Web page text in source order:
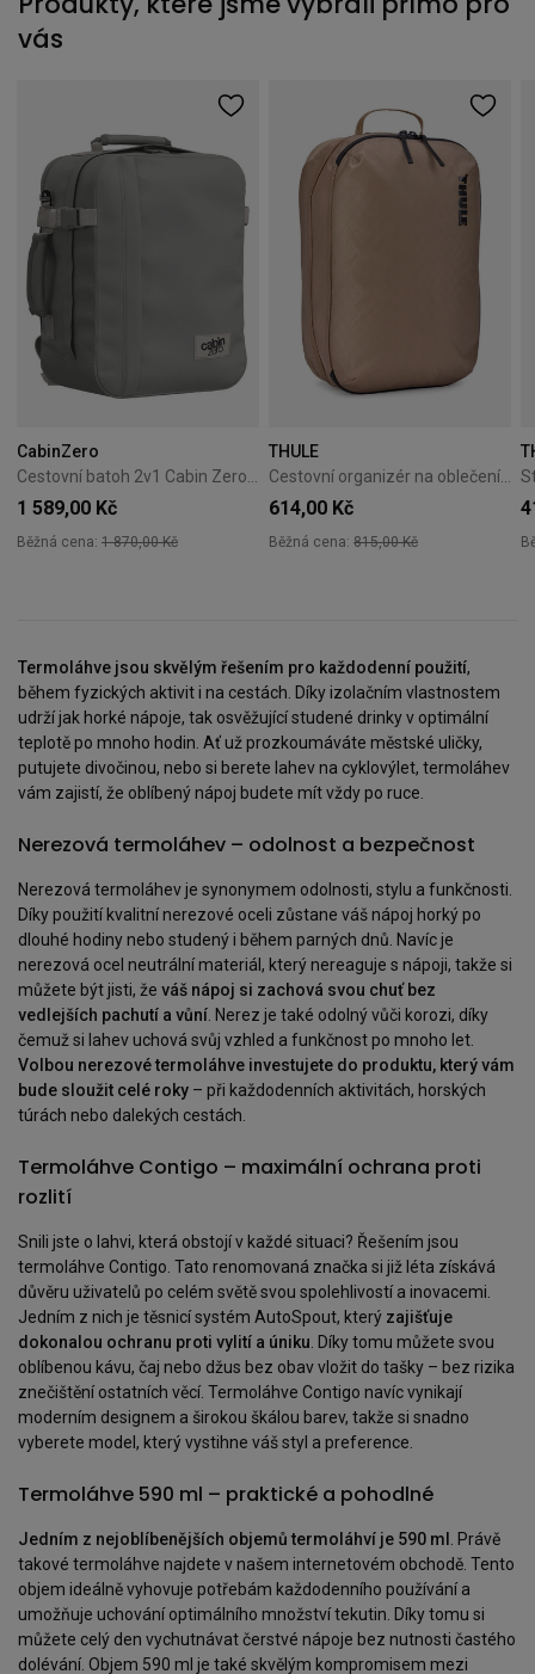
vás
CabinZero
Cestovní batoh 2v1 Cabin Zero Classic Tech 28L Silver Storm
1 589,00 Kč
Běžná cena: 1 870,00 Kč
THULE
Cestovní organizér na oblečení Thule Clean/Dirty Cube gentle beige
614,00 Kč
Běžná cena: 815,00 Kč
Termoláhve jsou skvělým řešením pro každodenní použití,
během fyzických aktivit i na cestách. Díky izolačním vlastnostem
udrží jak horké nápoje, tak osvěžující studené drinky v optimální
teplotě po mnoho hodin. Ať už prozkoumáváte městské uličky,
putujete divočinou, nebo si berete lahev na cyklovýlet, termoláhev
vám zajistí, že oblíbený nápoj budete mít vždy po ruce.
Nerezová termoláhev – odolnost a bezpečnost
Nerezová termoláhev je synonymem odolnosti, stylu a funkčnosti.
Díky použití kvalitní nerezové oceli zůstane váš nápoj horký po
dlouhé hodiny nebo studený i během parných dnů. Navíc je
nerezová ocel neutrální materiál, který nereaguje s nápoji, takže si
můžete být jisti, že váš nápoj si zachová svou chuť bez
vedlejších pachutí a vůní. Nerez je také odolný vůči korozi, díky
čemuž si lahev uchová svůj vzhled a funkčnost po mnoho let.
Volbou nerezové termoláhve investujete do produktu, který vám
bude sloužit celé roky – při každodenních aktivitách, horských
túrách nebo dalekých cestách.
Termoláhve Contigo – maximální ochrana proti
rozlití
Snili jste o lahvi, která obstojí v každé situaci? Řešením jsou
termoláhve Contigo. Tato renomovaná značka si již léta získává
důvěru uživatelů po celém světě svou spolehlivostí a inovacemi.
Jedním z nich je těsnicí systém AutoSpout, který zajišťuje
dokonalou ochranu proti vylití a úniku. Díky tomu můžete svou
oblíbenou kávu, čaj nebo džus bez obav vložit do tašky – bez rizika
znečištění ostatních věcí. Termoláhve Contigo navíc vynikají
moderním designem a širokou škálou barev, takže si snadno
vyberete model, který vystihne váš styl a preference.
Termoláhve 590 ml – praktické a pohodlné
Jedním z nejoblíbenějších objemů termoláhví je 590 ml . Právě
takové termoláhve najdete v našem internetovém obchodě. Tento
objem ideálně vyhovuje potřebám každodenního používání a
umožňuje uchování optimálního množství tekutin. Díky tomu si
můžete celý den vychutnávat čerstvé nápoje bez nutnosti častého
dolévání. Objem 590 ml je také skvělým kompromisem mezi